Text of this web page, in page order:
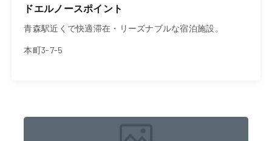
ドエルノースポイント
青森駅近くで快適滞在・リーズナブルな宿泊施設。
本町3-7-5